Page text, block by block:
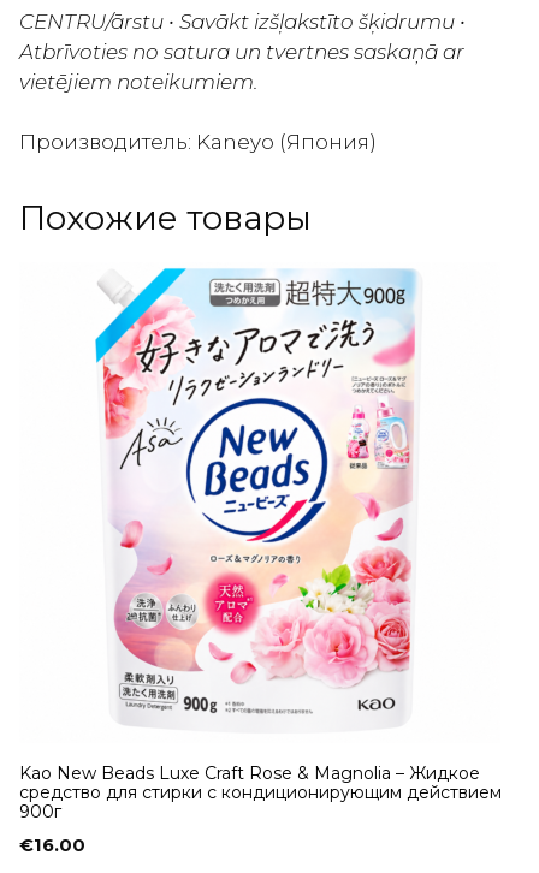
CENTRU/ārstu • Savākt izšļakstīto šķidrumu •
Atbrīvoties no satura un tvertnes saskaņā ar
vietējiem noteikumiem.
Производитель: Kaneyo (Япония)
Похожие товары
Kao New Beads Luxe Craft Rose & Magnolia – Жидкое
средство для стирки с кондиционирующим действием
900г
€16.00